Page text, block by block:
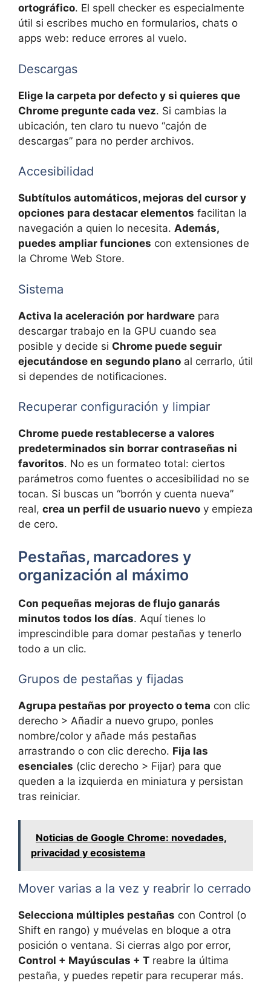
ortográfico. El spell checker es especialmente
útil si escribes mucho en formularios, chats o
apps web: reduce errores al vuelo.
Descargas
Elige la carpeta por defecto y si quieres que
Chrome pregunte cada vez. Si cambias la
ubicación, ten claro tu nuevo “cajón de
descargas” para no perder archivos.
Accesibilidad
Subtítulos automáticos, mejoras del cursor y
opciones para destacar elementos facilitan la
navegación a quien lo necesita. Además,
puedes ampliar funciones con extensiones de
la Chrome Web Store.
Sistema
Activa la aceleración por hardware para
descargar trabajo en la GPU cuando sea
posible y decide si Chrome puede seguir
ejecutándose en segundo plano al cerrarlo, útil
si dependes de notificaciones.
Recuperar configuración y limpiar
Chrome puede restablecerse a valores
predeterminados sin borrar contraseñas ni
favoritos. No es un formateo total: ciertos
parámetros como fuentes o accesibilidad no se
tocan. Si buscas un “borrón y cuenta nueva”
real, crea un perfil de usuario nuevo y empieza
de cero.
Pestañas, marcadores y
organización al máximo
Con pequeñas mejoras de flujo ganarás
minutos todos los días. Aquí tienes lo
imprescindible para domar pestañas y tenerlo
todo a un clic.
Grupos de pestañas y fijadas
Agrupa pestañas por proyecto o tema con clic
derecho > Añadir a nuevo grupo, ponles
nombre/color y añade más pestañas
arrastrando o con clic derecho. Fija las
esenciales (clic derecho > Fijar) para que
queden a la izquierda en miniatura y persistan
tras reiniciar.
Noticias de Google Chrome: novedades,
privacidad y ecosistema
Mover varias a la vez y reabrir lo cerrado
Selecciona múltiples pestañas con Control (o
Shift en rango) y muévelas en bloque a otra
posición o ventana. Si cierras algo por error,
Control + Mayúsculas + T reabre la última
pestaña, y puedes repetir para recuperar más.